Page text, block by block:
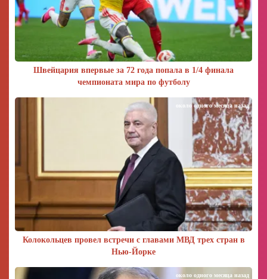
Швейцария впервые за 72 года попала в 1/4 финала
чемпионата мира по футболу
Колокольцев провел встречи с главами МВД трех стран в
Нью-Йорке
около одного месяца назад
около одного месяца назад